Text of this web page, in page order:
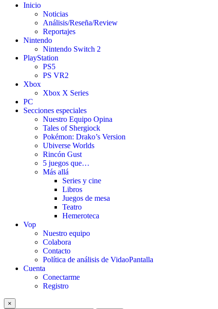
Inicio
Noticias
Análisis/Reseña/Review
Reportajes
Nintendo
Nintendo Switch 2
PlayStation
PS5
PS VR2
Xbox
Xbox X Series
PC
Secciones especiales
Nuestro Equipo Opina
Tales of Shergiock
Pokémon: Drako’s Version
Ubiverse Worlds
Rincón Gust
5 juegos que…
Más allá
Series y cine
Libros
Juegos de mesa
Teatro
Hemeroteca
Vop
Nuestro equipo
Colabora
Contacto
Política de análisis de VidaoPantalla
Cuenta
Conectarme
Registro
×